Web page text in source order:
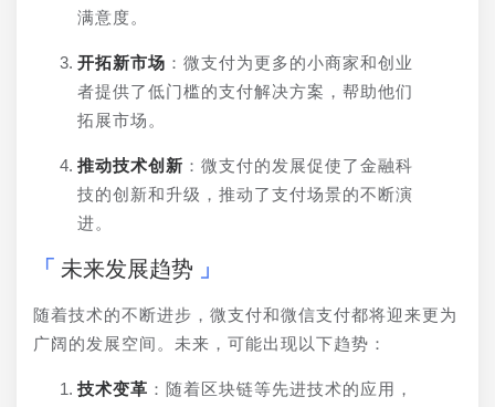
满意度。
开拓新市场 ：微支付为更多的小商家和创业
者提供了低门槛的支付解决方案，帮助他们
拓展市场。
推动技术创新 ：微支付的发展促使了金融科
技的创新和升级，推动了支付场景的不断演
进。
未来发展趋势
随着技术的不断进步，微支付和微信支付都将迎来更为
广阔的发展空间。未来，可能出现以下趋势：
技术变革 ：随着区块链等先进技术的应用，